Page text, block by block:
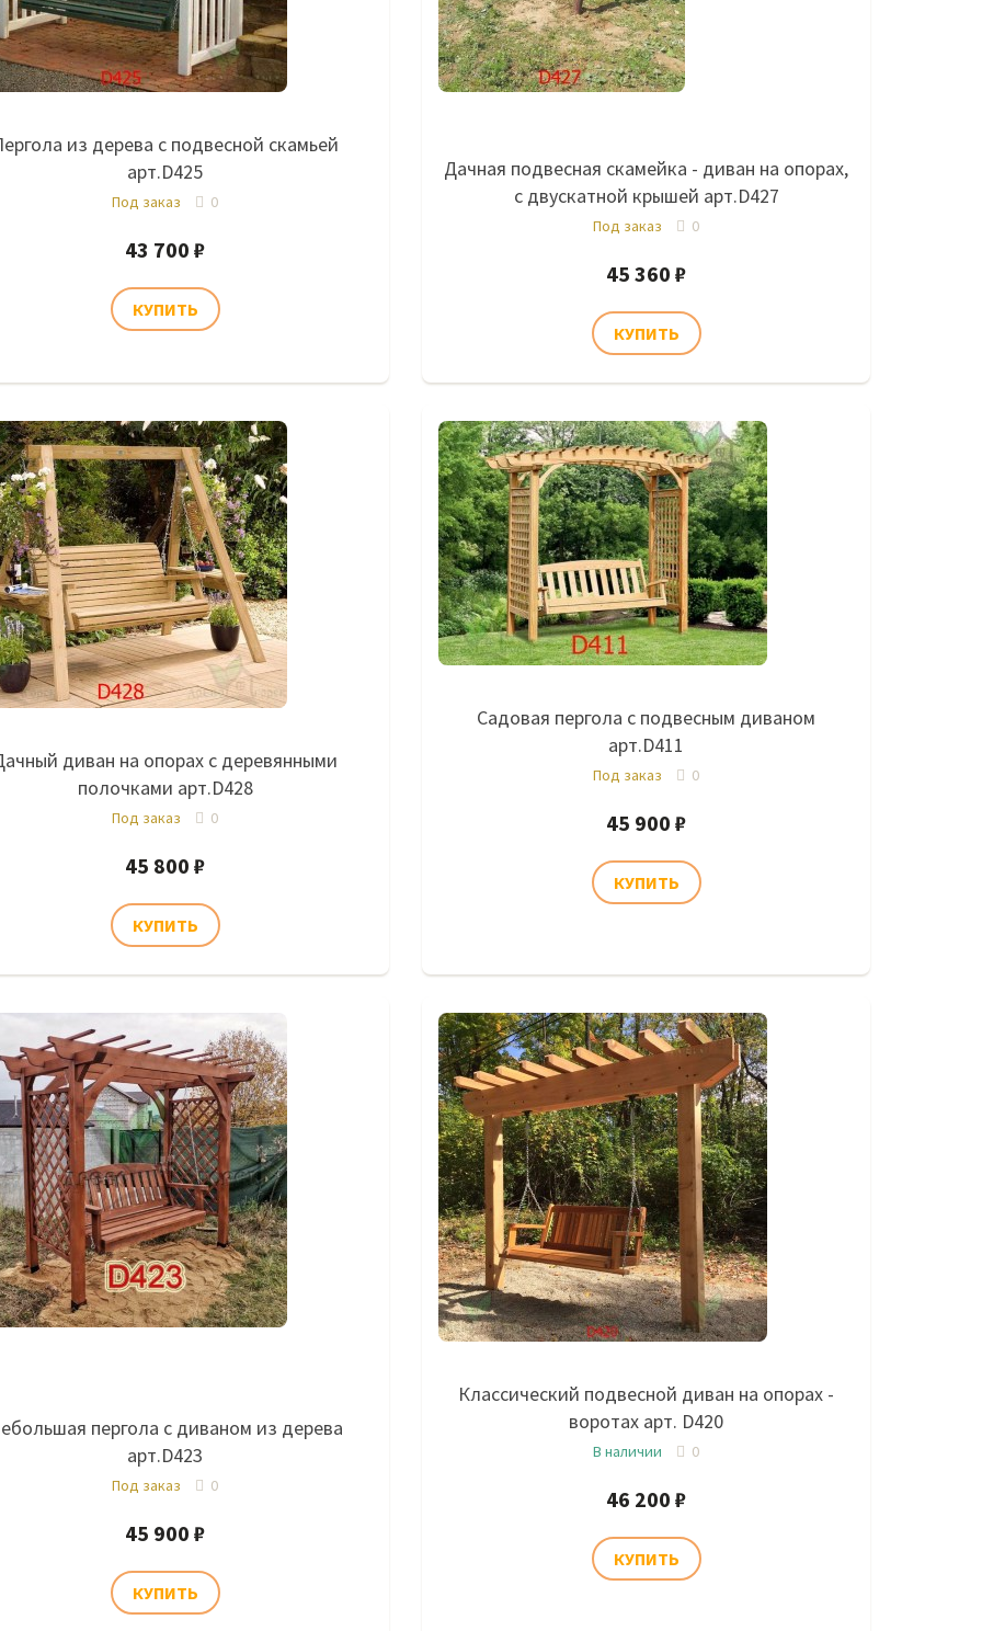
из дерева с подвесной скамьей
арт.D425
Под заказ 0
43 700 ₽
Дачная подвесная скамейка - диван на опорах,
с двускатной крышей арт.D427
Под заказ 0
45 360 ₽
диван на опорах с деревянными
полочками арт.D428
Под заказ 0
45 800 ₽
Садовая пергола с подвесным диваном
арт.D411
Под заказ 0
45 900 ₽
пергола с диваном из дерева
арт.D423
Под заказ 0
45 900 ₽
Классический подвесной диван на опорах -
воротах арт. D420
В наличии 0
46 200 ₽